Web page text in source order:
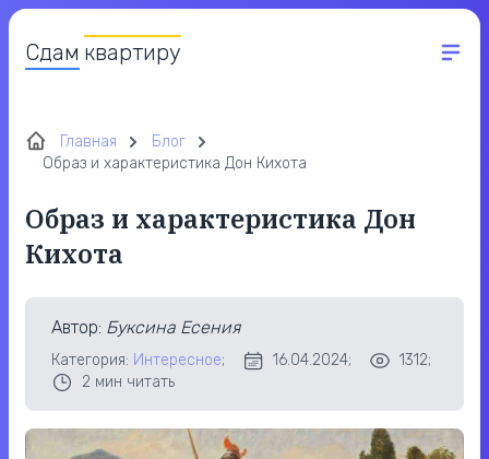
Сдам квартиру
Главная
Блог
Образ и характеристика Дон Кихота
Образ и характеристика Дон
Кихота
Автор: Буксина Есения
Категория: Интересное; 16.04.2024;
1312;
2 мин читать